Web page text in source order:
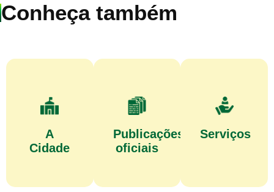
Conheça também
A
Cidade
Publicações
oficiais
Serviços